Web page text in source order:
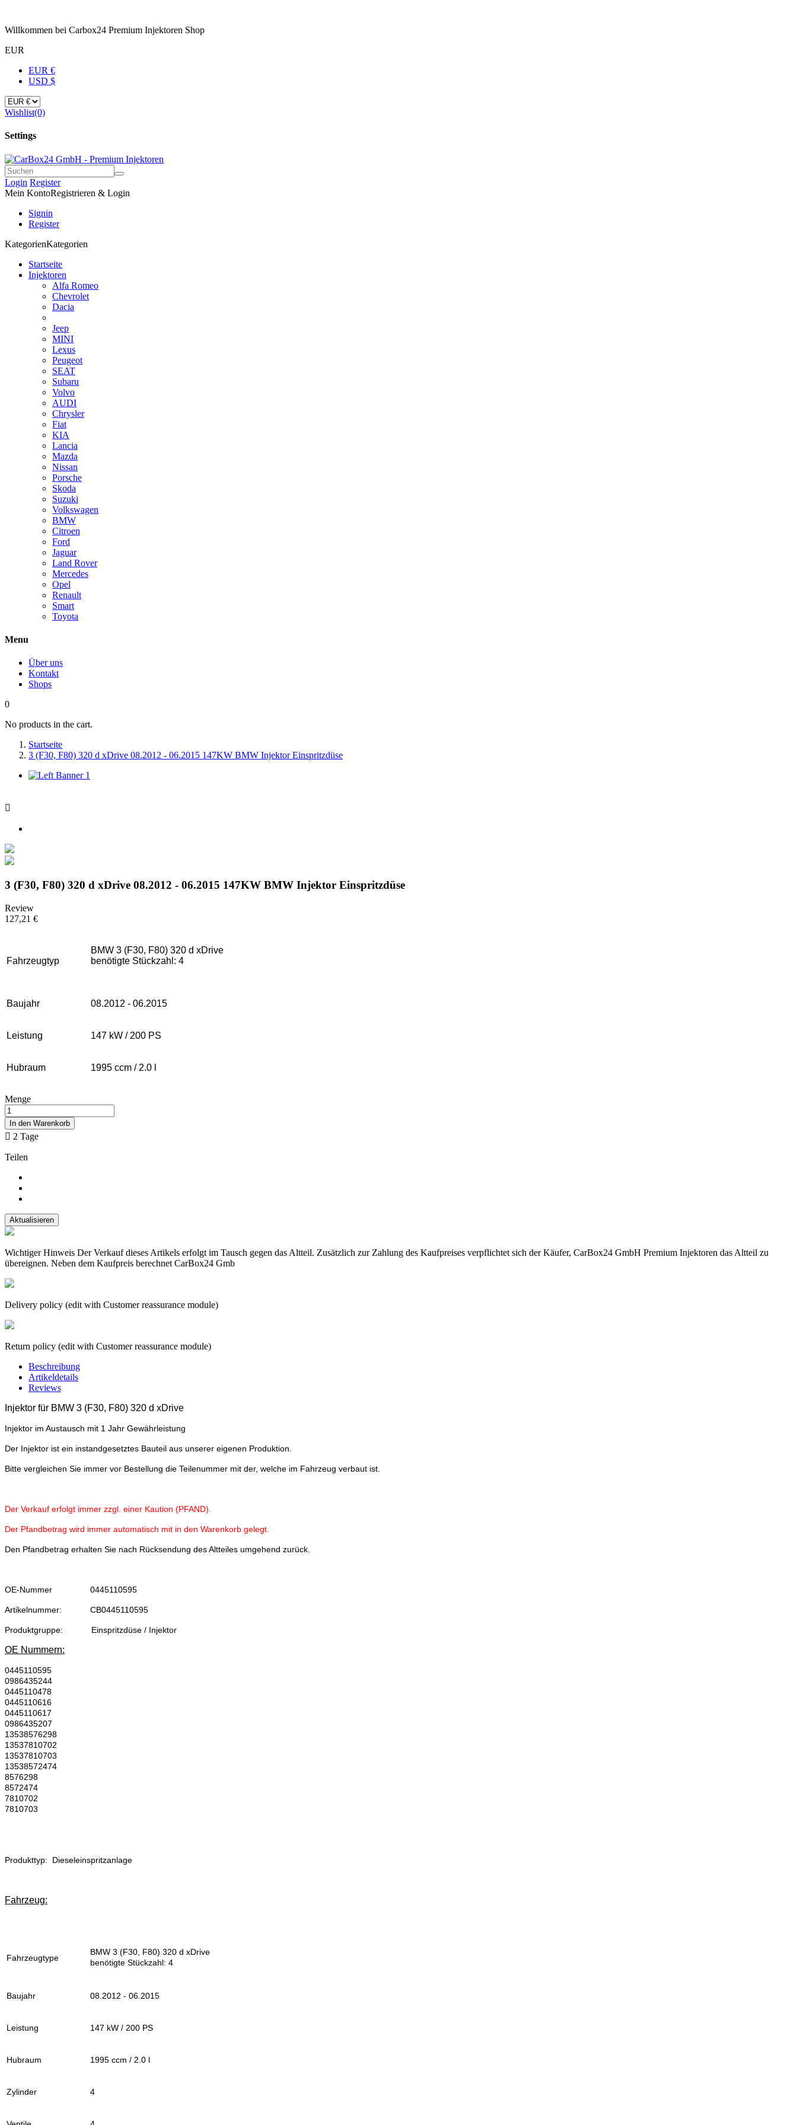
Willkommen bei Carbox24 Premium Injektoren Shop
EUR
EUR €
USD $
Wishlist(0)
Settings
Login Register
Mein KontoRegistrieren & Login
Signin
Register
KategorienKategorien
Startseite
Injektoren
Alfa Romeo
Chevrolet
Dacia
Jeep
MINI
Lexus
Peugeot
SEAT
Subaru
Volvo
AUDI
Chrysler
Fiat
KIA
Lancia
Mazda
Nissan
Porsche
Skoda
Suzuki
Volkswagen
BMW
Citroen
Ford
Jaguar
Land Rover
Mercedes
Opel
Renault
Smart
Toyota
Menu
Über uns
Kontakt
Shops
0
No products in the cart.
Startseite
3 (F30, F80) 320 d xDrive 08.2012 - 06.2015 147KW BMW Injektor Einspritzdüse

3 (F30, F80) 320 d xDrive 08.2012 - 06.2015 147KW BMW Injektor Einspritzdüse
Review
127,21 €
Fahrzeugtyp
BMW 3 (F30, F80) 320 d xDrive
benötigte Stückzahl: 4
Baujahr 08.2012 - 06.2015
Leistung 147 kW / 200 PS
Hubraum 1995 ccm / 2.0 l
Menge
In den Warenkorb
 2 Tage
Teilen
Wichtiger Hinweis Der Verkauf dieses Artikels erfolgt im Tausch gegen das Altteil. Zusätzlich zur Zahlung des Kaufpreises verpflichtet sich der Käufer, CarBox24 GmbH Premium Injektoren das Altteil zu
übereignen. Neben dem Kaufpreis berechnet CarBox24 Gmb
Delivery policy (edit with Customer reassurance module)
Return policy (edit with Customer reassurance module)
Beschreibung
Artikeldetails
Reviews
Injektor für BMW 3 (F30, F80) 320 d xDrive
Injektor im Austausch mit 1 Jahr Gewährleistung
Der Injektor ist ein instandgesetztes Bauteil aus unserer eigenen Produktion.
Bitte vergleichen Sie immer vor Bestellung die Teilenummer mit der, welche im Fahrzeug verbaut ist.
Der Verkauf erfolgt immer zzgl. einer Kaution (PFAND).
Der Pfandbetrag wird immer automatisch mit in den Warenkorb gelegt.
Den Pfandbetrag erhalten Sie nach Rücksendung des Altteiles umgehend zurück.
OE-Nummer 0445110595
Artikelnummer: CB0445110595
Produktgruppe: Einspritzdüse / Injektor
OE Nummern:
0445110595
0986435244
0445110478
0445110616
0445110617
0986435207
13538576298
13537810702
13537810703
13538572474
8576298
8572474
7810702
7810703
Produkttyp: Dieseleinspritzanlage
Fahrzeug:
Fahrzeugtype
BMW 3 (F30, F80) 320 d xDrive
benötigte Stückzahl: 4
Baujahr 08.2012 - 06.2015
Leistung 147 kW / 200 PS
Hubraum 1995 ccm / 2.0 l
Zylinder 4